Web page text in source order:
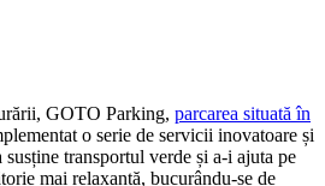
GOTO Parking, parcarea situată în
o serie de servicii inovatoare și
susține transportul verde și a-i ajuta pe
mai relaxantă, bucurându-se de